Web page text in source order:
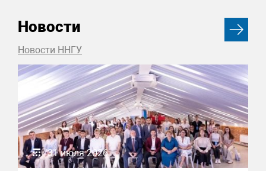
Новости
Новости ННГУ
31 июля 2026